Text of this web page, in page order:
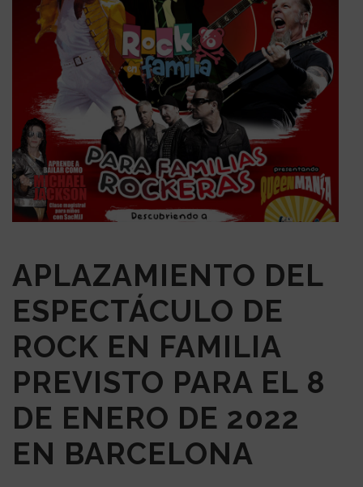
APLAZAMIENTO DEL
ESPECTÁCULO DE
ROCK EN FAMILIA
PREVISTO PARA EL 8
DE ENERO DE 2022
EN BARCELONA